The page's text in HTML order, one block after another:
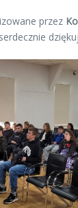
przez